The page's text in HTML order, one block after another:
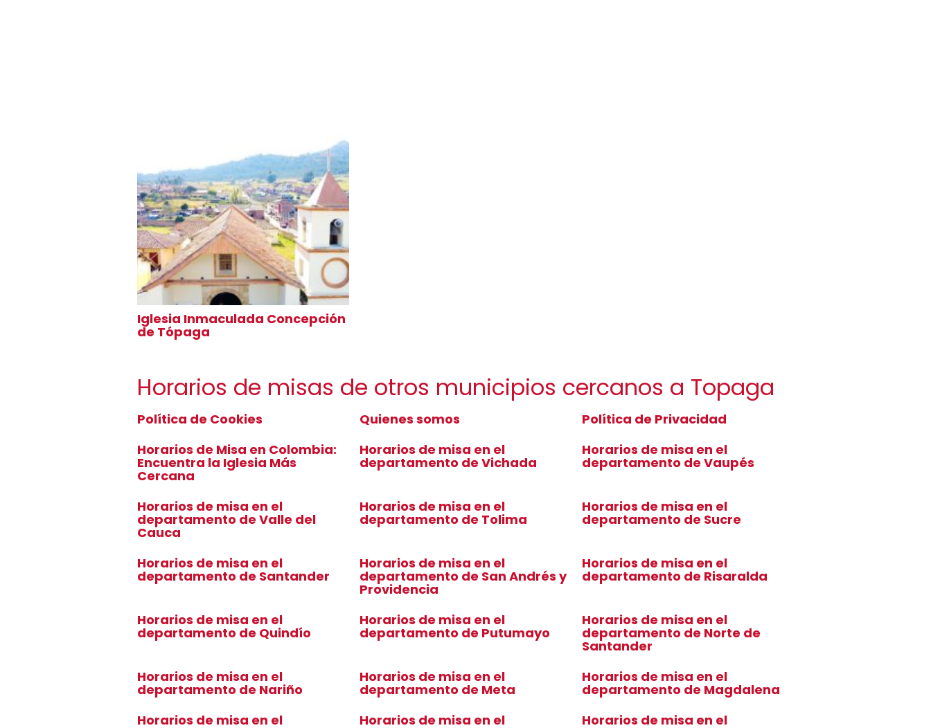
Iglesia Inmaculada Concepción
de Tópaga
Horarios de misas de otros municipios cercanos a Topaga
Política de Cookies Quienes somos
Política de Privacidad
Horarios de Misa en Colombia:
Encuentra la Iglesia Más
Cercana
Horarios de misa en el
departamento de Vichada
Horarios de misa en el
departamento de Vaupés
Horarios de misa en el
departamento de Valle del
Cauca
Horarios de misa en el
departamento de Tolima
Horarios de misa en el
departamento de Sucre
Horarios de misa en el
departamento de Santander
Horarios de misa en el
departamento de San Andrés y
Providencia
Horarios de misa en el
departamento de Risaralda
Horarios de misa en el
departamento de Quindío
Horarios de misa en el
departamento de Putumayo
Horarios de misa en el
departamento de Norte de
Santander
Horarios de misa en el
departamento de Nariño
Horarios de misa en el
departamento de Meta
Horarios de misa en el
departamento de Magdalena
Horarios de misa en el
Horarios de misa en el Horarios de misa en el